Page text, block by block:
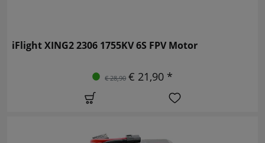
iFlight XING2 2306 1755KV 6S FPV Motor
€ 28,90 € 21,90 *